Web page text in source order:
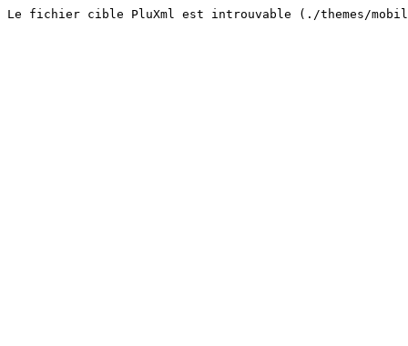
Le fichier cible PluXml est introuvable (./themes/